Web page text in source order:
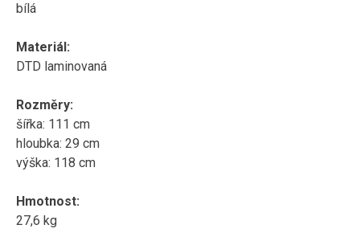
bílá
Materiál:
DTD laminovaná
Rozměry:
šířka: 111 cm
hloubka: 29 cm
výška: 118 cm
Hmotnost:
27,6 kg